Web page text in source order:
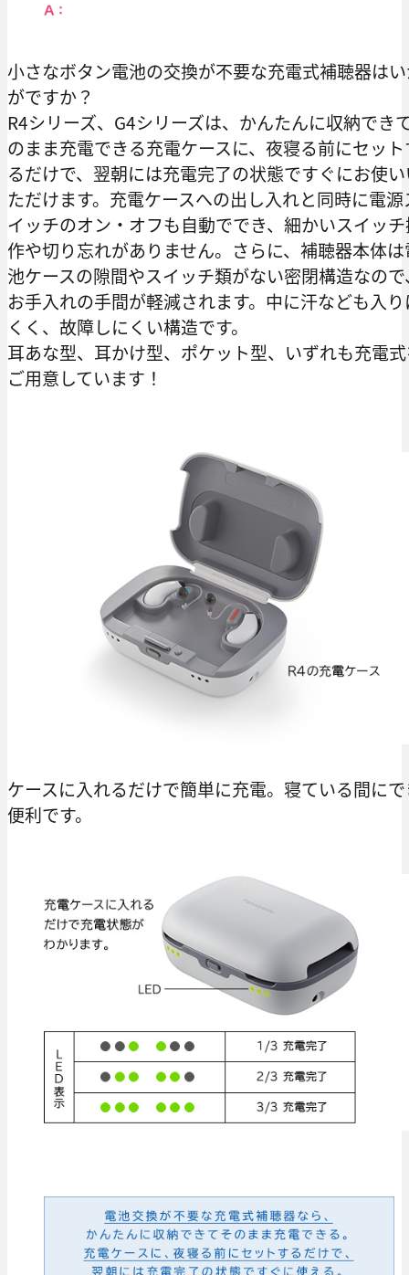
小さなボタン電池の交換が不要な充電式補聴器は
がですか？
R4シリーズ、G4シリーズは、かんたんに収納でき
のまま充電できる充電ケースに、夜寝る前にセット
るだけで、翌朝には充電完了の状態ですぐにお使
ただけます。充電ケースへの出し入れと同時に電源
イッチのオン・オフも自動ででき、細かいスイッ
作や切り忘れがありません。さらに、補聴器本体は
池ケースの隙間やスイッチ類がない密閉構造なので
お手入れの手間が軽減されます。中に汗なども入
くく、故障しにくい構造です。
耳あな型、耳かけ型、ポケット型、いずれも充電
ご用意しています！
ケースに入れるだけで簡単に充電。寝ている間に
便利です。